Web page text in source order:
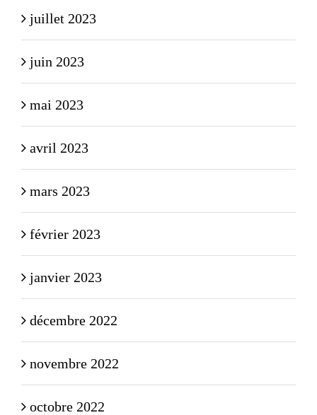
juillet 2023
juin 2023
mai 2023
avril 2023
mars 2023
février 2023
janvier 2023
décembre 2022
novembre 2022
octobre 2022